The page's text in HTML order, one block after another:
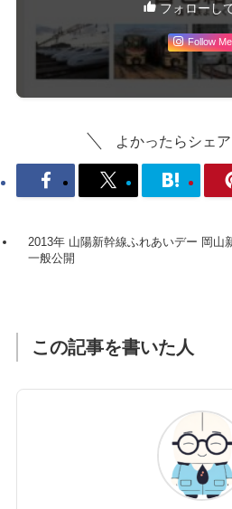
フォローし
Follow Me
よかったらシェア
2013年 山陽新幹線ふれあいデー 岡山
一般公開
この記事を書いた人